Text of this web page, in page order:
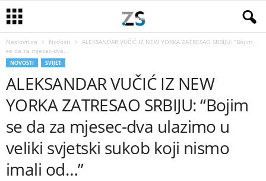
Naslovnica Novosti
ALEKSANDAR VUČIĆ IZ NEW YORKA ZATRESAO SRBIJU: “Bojim
se da za mjesec-dva...
NOVOSTI SVIJET
ALEKSANDAR VUČIĆ IZ NEW
YORKA ZATRESAO SRBIJU: “Bojim
se da za mjesec-dva ulazimo u
veliki svjetski sukob koji nismo
imali od…”